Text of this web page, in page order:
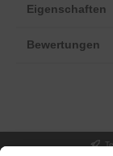
Eigenschaften
Bewertungen